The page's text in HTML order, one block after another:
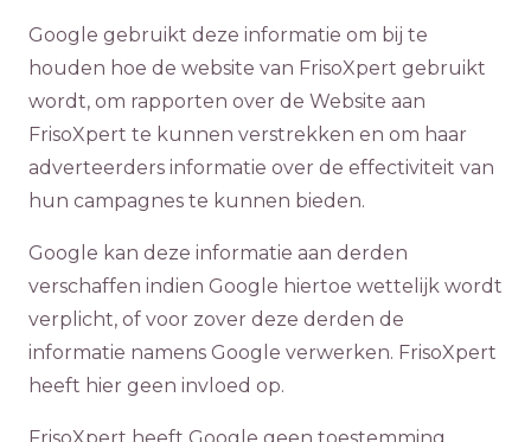
Google gebruikt deze informatie om bij te
houden hoe de website van FrisoXpert gebruikt
wordt, om rapporten over de Website aan
FrisoXpert te kunnen verstrekken en om haar
adverteerders informatie over de effectiviteit van
hun campagnes te kunnen bieden.
Google kan deze informatie aan derden
verschaffen indien Google hiertoe wettelijk wordt
verplicht, of voor zover deze derden de
informatie namens Google verwerken. FrisoXpert
heeft hier geen invloed op.